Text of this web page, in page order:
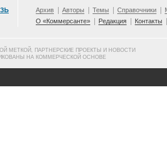
Архив Авторы Темы Справочники
О «Коммерсанте»
Редакция Контакты
МЕТКОЙ, ПАРТНЕРСКИЕ ПРОЕКТЫ И НОВОСТИ
НА КОММЕРЧЕСКОЙ ОСНОВЕ